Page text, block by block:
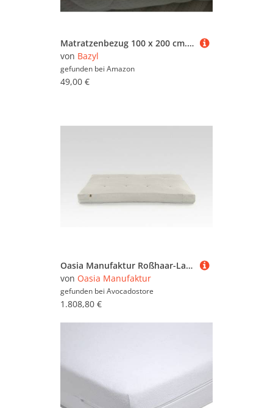
Matratzenbezug 100 x 200 cm. Matratzenschoner versteppt mit Reißverschluss (weiß, 100 x 200 x 25 cm)
von Bazyl
gefunden bei Amazon
49,00 €
Oasia Manufaktur Roßhaar-Latex-Matratze (weich)
von Oasia Manufaktur
gefunden bei Avocadostore
1.808,80 €